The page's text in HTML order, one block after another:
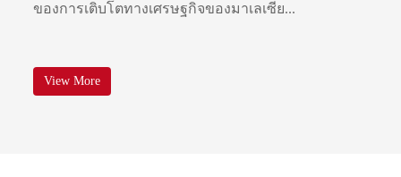
ของการเติบโตทางเศรษฐกิจของมาเลเซีย...
View More